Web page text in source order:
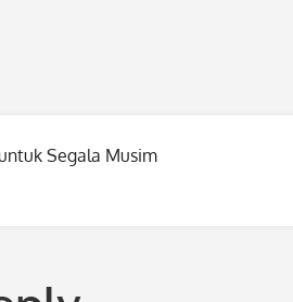
Segala Musim